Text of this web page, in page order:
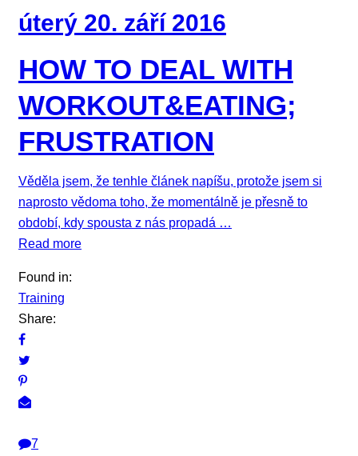
úterý 20. září 2016
HOW TO DEAL WITH
WORKOUT&EATING;
FRUSTRATION
Věděla jsem, že tenhle článek napíšu, protože jsem si
naprosto vědoma toho, že momentálně je přesně to
období, kdy spousta z nás propadá …
Read more
Found in:
Training
Share:
7